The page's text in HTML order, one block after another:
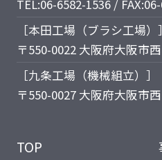
TEL:06-6582-1536 /
［本田工場（ブラシ工場）］
〒550-0022 大阪府大阪市
［九条工場（機械組立）］
〒550-0027 大阪府大阪市
TOP